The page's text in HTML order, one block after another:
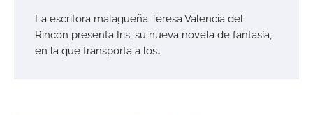
La escritora malagueña Teresa Valencia del
Rincón presenta Iris, su nueva novela de fantasía,
en la que transporta a los…